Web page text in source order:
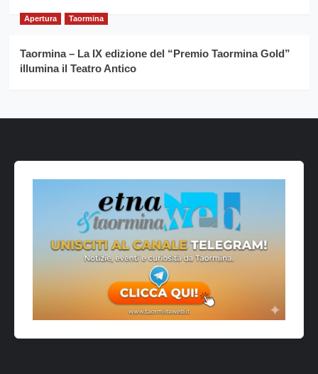
Apertura Taormina
Taormina – La IX edizione del “Premio Taormina Gold”
illumina il Teatro Antico